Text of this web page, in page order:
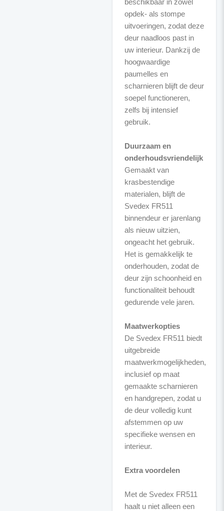
beschikbaar in zowel
opdek- als stompe
uitvoeringen, zodat deze
deur naadloos past in
uw interieur. Dankzij de
hoogwaardige
paumelles en
scharnieren blijft de deur
soepel functioneren,
zelfs bij intensief
gebruik.
Duurzaam en
onderhoudsvriendelijk
Gemaakt van
krasbestendige
materialen, blijft de
Svedex FR511
binnendeur er jarenlang
als nieuw uitzien,
ongeacht het gebruik.
Het is gemakkelijk te
onderhouden, zodat de
deur zijn schoonheid en
functionaliteit behoudt
gedurende vele jaren.
Maatwerkopties
De Svedex FR511 biedt
uitgebreide
maatwerkmogelijkheden,
inclusief op maat
gemaakte scharnieren
en handgrepen, zodat u
de deur volledig kunt
afstemmen op uw
specifieke wensen en
interieur.
Extra voordelen
Met de Svedex FR511
haalt u niet alleen een